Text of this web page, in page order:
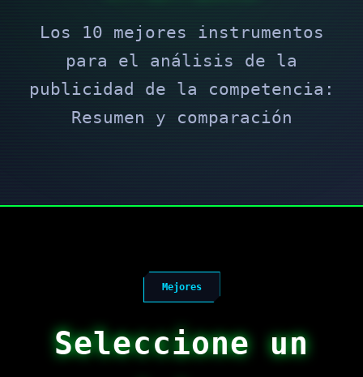
Los 10 mejores instrumentos
para el análisis de la
publicidad de la competencia:
Resumen y comparación
Mejores
Seleccione un